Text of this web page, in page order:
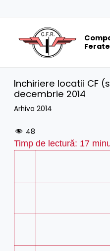
Ferate
Inchiriere locatii CF
decembrie 2014
Arhiva 2014
48
Timp de lectură: 17